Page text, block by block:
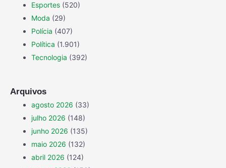
Esportes (520)
Moda (29)
Polícia (407)
Política (1.901)
Tecnologia (392)
Arquivos
agosto 2026 (33)
julho 2026 (148)
junho 2026 (135)
maio 2026 (132)
abril 2026 (124)